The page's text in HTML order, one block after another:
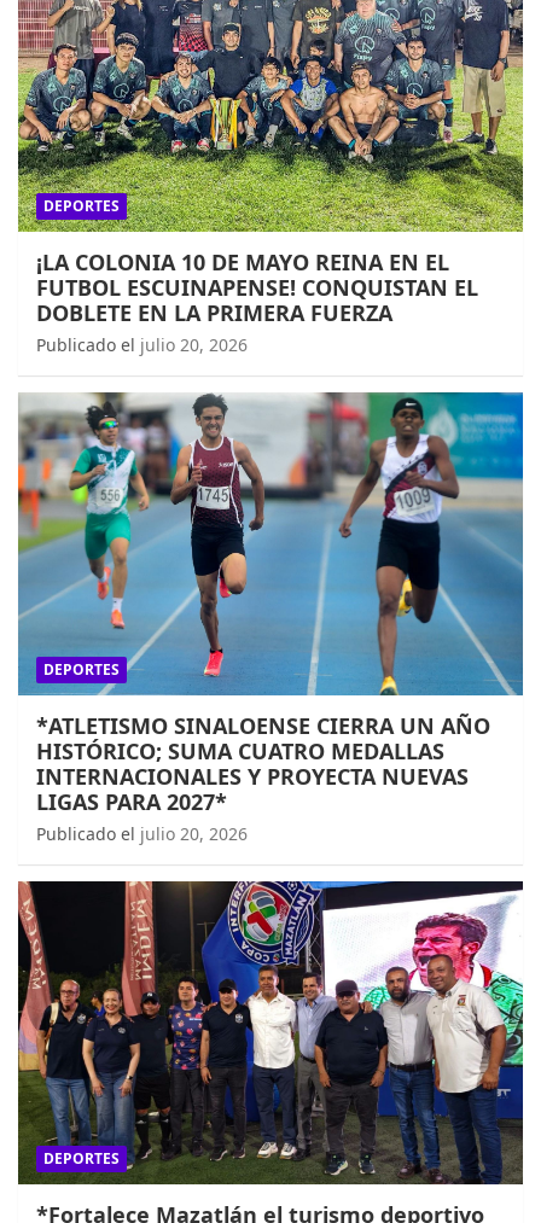
DEPORTES
¡LA COLONIA 10 DE MAYO REINA EN EL
FUTBOL ESCUINAPENSE! CONQUISTAN EL
DOBLETE EN LA PRIMERA FUERZA
Publicado el julio 20, 2026
DEPORTES
*ATLETISMO SINALOENSE CIERRA UN AÑO
HISTÓRICO; SUMA CUATRO MEDALLAS
INTERNACIONALES Y PROYECTA NUEVAS
LIGAS PARA 2027*
Publicado el julio 20, 2026
DEPORTES
*Fortalece Mazatlán el turismo deportivo